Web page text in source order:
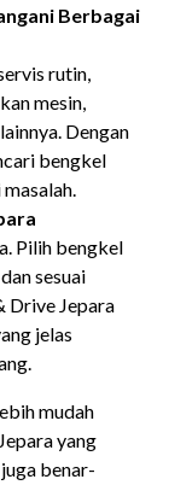
Berbagai
rutin,
mesin,
Dengan
bengkel
Pilih bengkel
sesuai
Drive Jepara
jelas
mudah
yang
benar-